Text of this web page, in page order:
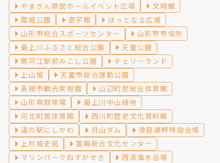
やまぎん県民ホールイベント広場
文翔館
霞城公園
遊学館
ほっとなる広場
山形市総合スポーツセンター
山形市市役所
最上川ふるさと総合公園
天童公園
寒河江駅前みこし公園
チェリーランド
上山城
天童市総合運動公園
東根市観光果樹園
山辺町民総合体育館
山形県野球場
最上川中山緑地
河北町民体育館
西川町歴史文化資料館
道の駅にしかわ
月山ダム
徳良湖畔特設会場
上杉城史苑
置賜総合文化センター
マリンパークねずがせき
西浜海水浴場